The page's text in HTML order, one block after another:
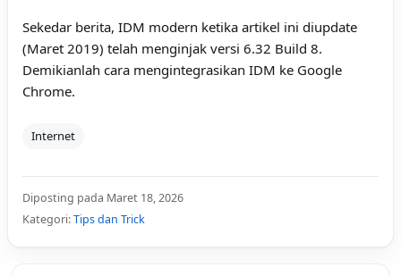
Sekedar berita, IDM modern ketika artikel ini diupdate
(Maret 2019) telah menginjak versi 6.32 Build 8.
Demikianlah cara mengintegrasikan IDM ke Google
Chrome.
Internet
Diposting pada Maret 18, 2026
Kategori:Tips dan Trick